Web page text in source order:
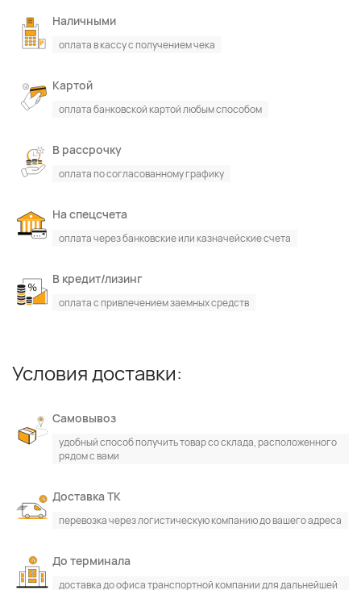
Наличными
оплата в кассу с получением чека
Картой
оплата банковской картой любым способом
В рассрочку
оплата по согласованному графику
На спецсчета
оплата через банковские или казначейские счета
В кредит/лизинг
оплата с привлечением заемных средств
Условия доставки:
Самовывоз
удобный способ получить товар со склада, расположенного
рядом с вами
Доставка ТК
перевозка через логистическую компанию до вашего адреса
До терминала
доставка до офиса транспортной компании для дальнейшей